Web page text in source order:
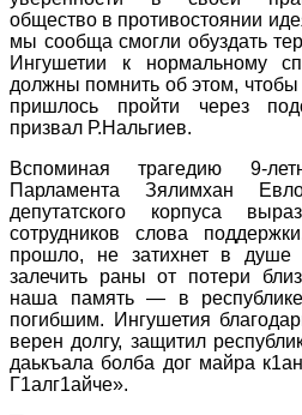
общество в противостоянии
мы сообща смогли обуздать
Ингушетии к нормальному
должны помнить об этом,
пришлось пройти через
призвал Р.Нальгиев.
Вспоминая трагедию 9-
Парламента Зялимхан
депутатского корпуса
сотрудников слова
прошло, не затихнет в душе
залечить раны от потери
наша память — в республике
погибшим. Ингушетия
верен долгу, защитил
даькъала болба дог майра
Г1алг1айче».